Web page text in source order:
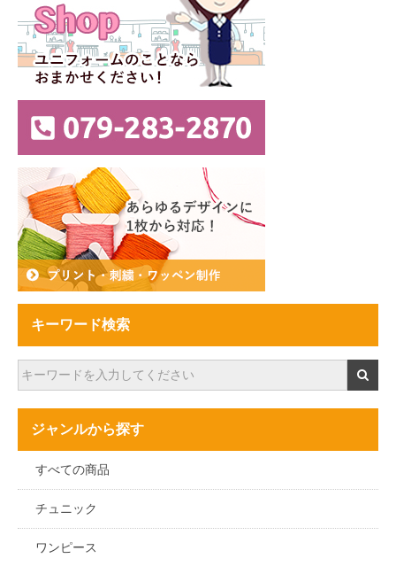
キーワード検索
ジャンルから探す
すべての商品
チュニック
ワンピース